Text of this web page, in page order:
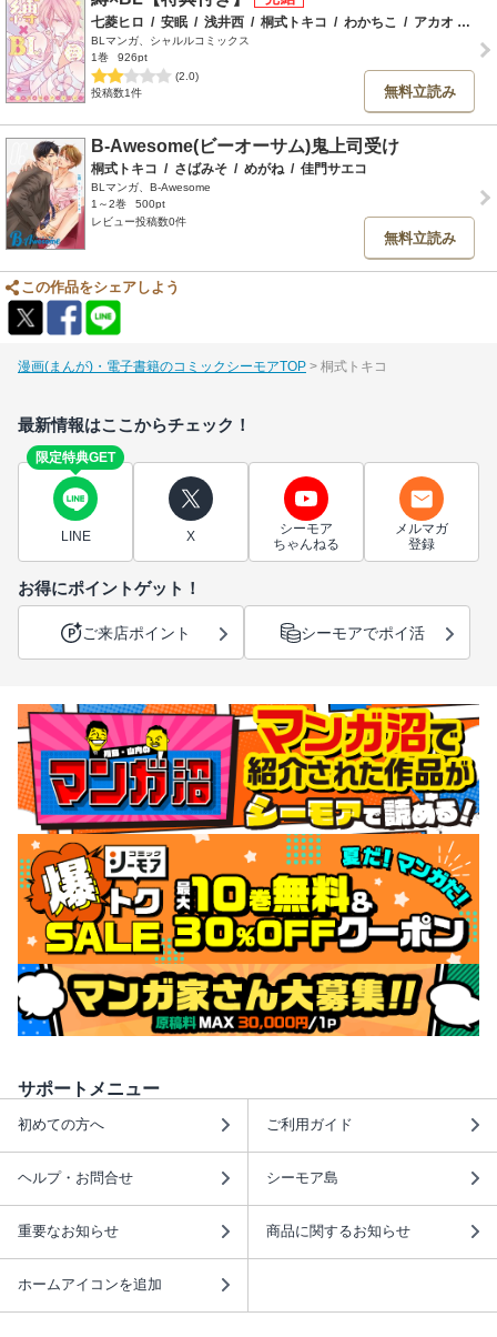
七菱ヒロ / 安眠 / 浅井西 / 桐式トキコ / わかちこ / アカオ / 霧
BLマンガ、シャルルコミックス
1巻
926pt
(2.0)
投稿数1件
無料立読み
B-Awesome(ビーオーサム)鬼上司受け
桐式トキコ / さばみそ / めがね / 佳門サエコ
BLマンガ、B-Awesome
1～2巻
500pt
レビュー投稿数0件
無料立読み
この作品をシェアしよう
漫画(まんが)・電子書籍のコミックシーモアTOP 桐式トキコ
最新情報はここからチェック！
限定特典GET
LINE X
シーモア
ちゃんねる
メルマガ
登録
お得にポイントゲット！
ご来店ポイント シーモアでポイ活
サポートメニュー
初めての方へ ご利用ガイド
ヘルプ・お問合せ シーモア島
重要なお知らせ 商品に関するお知らせ
ホームアイコンを追加